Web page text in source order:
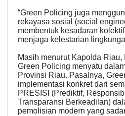
“Green Policing juga
rekayasa sosial (social
membentuk kesadaran
menjaga kelestarian
Masih menurut Kapolda Riau,
Green Policing menyatu
Provinsi Riau. Pasalnya,
implementasi konkret dari
PRESISI (Prediktif,
Transparansi Berkeadilan)
pemolisian modern yang